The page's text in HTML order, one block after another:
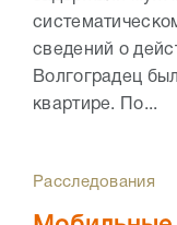
сведений о
Волгоградец
квартире. По...
Расследования